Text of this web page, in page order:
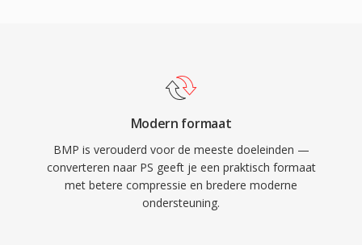
Modern formaat
BMP is verouderd voor de meeste doeleinden —
converteren naar PS geeft je een praktisch formaat
met betere compressie en bredere moderne
ondersteuning.